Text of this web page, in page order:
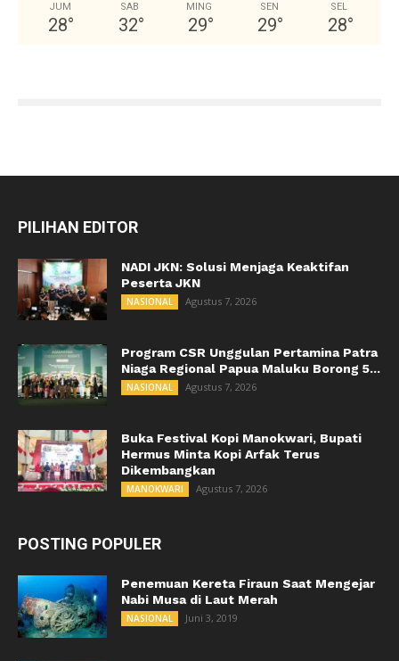
JUM
28°
SAB
32°
MING
29°
SEN
29°
SEL
28°
PILIHAN EDITOR
NADI JKN: Solusi Menjaga Keaktifan
Peserta JKN
NASIONAL Agustus 7, 2026
Program CSR Unggulan Pertamina Patra
Niaga Regional Papua Maluku Borong 5...
NASIONAL Agustus 7, 2026
Buka Festival Kopi Manokwari, Bupati
Hermus Minta Kopi Arfak Terus
Dikembangkan
MANOKWARI Agustus 7, 2026
POSTING POPULER
Penemuan Kereta Firaun Saat Mengejar
Nabi Musa di Laut Merah
NASIONAL Juni 3, 2019